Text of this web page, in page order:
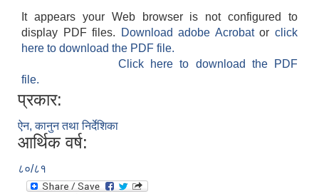
It appears your Web browser is not configured to
display PDF files.
Download adobe Acrobatorclick
here to download the PDF file.
Click here to download the PDF
file.
प्रकार:
ऐन, कानुन तथा निर्देशिका
आर्थिक वर्ष:
८०/८१